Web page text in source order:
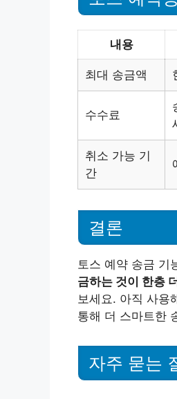
내용
최대 송금액
수수료
취소 가능 기
간
결론
토스 예약 송금 기
금하는 것이 한층
보세요. 아직 사용
통해 더 스마트한
자주 묻는